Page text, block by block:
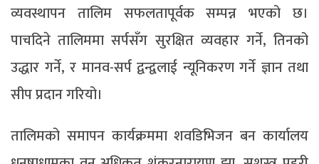
व्यवस्थापन तालिम सफलतापूर्वक सम्पन्न भएको छ।
पाचदिने तालिममा सर्पसँग सुरक्षित व्यवहार गर्ने, तिनको
उद्धार गर्ने, र मानव-सर्प द्वन्द्वलाई न्यूनिकरण गर्ने ज्ञान तथा
सीप प्रदान गरियो।
तालिमको समापन कार्यक्रममा शवडिभिजन बन कार्यालय